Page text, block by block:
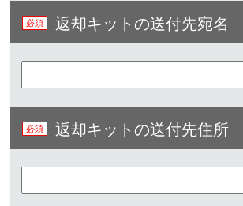
返却キットの送付先宛名
返却キットの送付先住所